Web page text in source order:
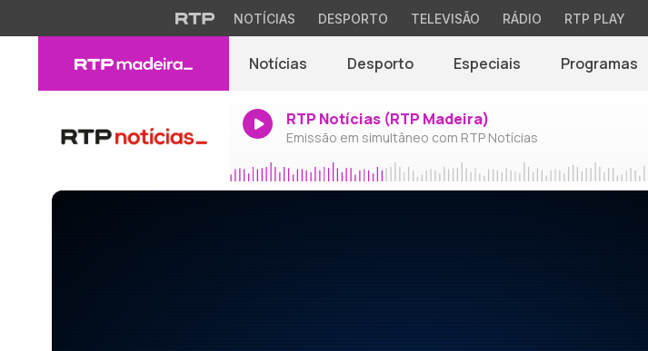
NOTÍCIAS DESPORTO TELEVISÃO RÁDIO RTP PLAY
Notícias Desporto Especiais Programas
RTP Notícias (RTP Madeira)
Emissão em simultâneo com RTP Notícias